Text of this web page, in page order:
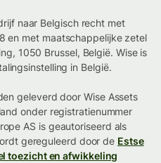
naar Belgisch recht met
en met maatschappelijke zetel
1050 Brussel, België. Wise is
in België.
geleverd door Wise Assets
onder registratienummer
AS is geautoriseerd als
gereguleerd door de Estse
toezicht en afwikkeling